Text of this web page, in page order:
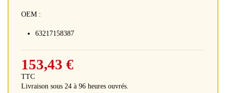
OEM :
63217158387
153,43 €
TTC
Livraison sous 24 à 96 heures ouvrés.